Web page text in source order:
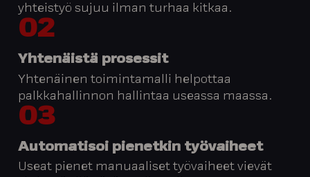
yhteistyö sujuu ilman turhaa kitkaa.
02
Yhtenäistä prosessit
Yhtenäinen toimintamalli helpottaa
palkkahallinnon hallintaa useassa maassa.
03
Automatisoi pienetkin työvaiheet
Useat pienet manuaaliset työvaiheet vievät